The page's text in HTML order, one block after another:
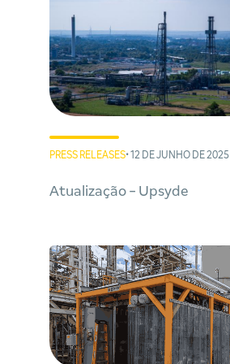
PRESS RELEASES• 12 DE JUNHO DE 2025
Atualização - Upsyde